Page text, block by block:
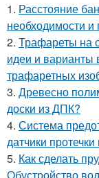
1. Расстояние
необходимости
2. Трафареты на
идеи и варианты
трафаретных
3. Древесно
доски из ДПК?
4. Система
датчики
5. Как сделать